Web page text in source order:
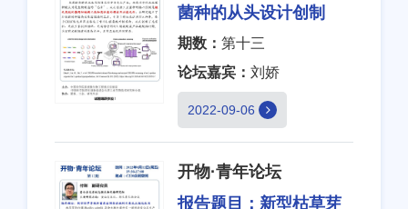
菌种的从头设计创制
期数： 第十三
论坛嘉宾： 刘娇
2022-09-06
开物·青年论坛
报告题目： 新型枯草芽